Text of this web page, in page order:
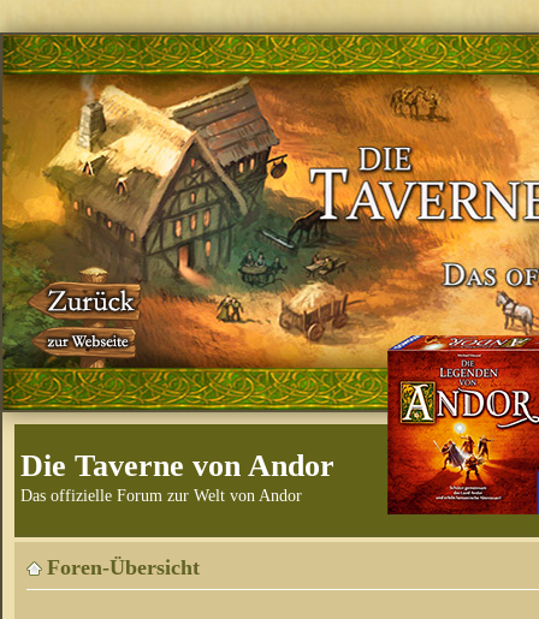
Die Taverne von Andor
Das offizielle Forum zur Welt von Andor
Foren-Übersicht